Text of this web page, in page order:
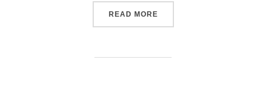
READ MORE“DUKCAPIL LANDAK